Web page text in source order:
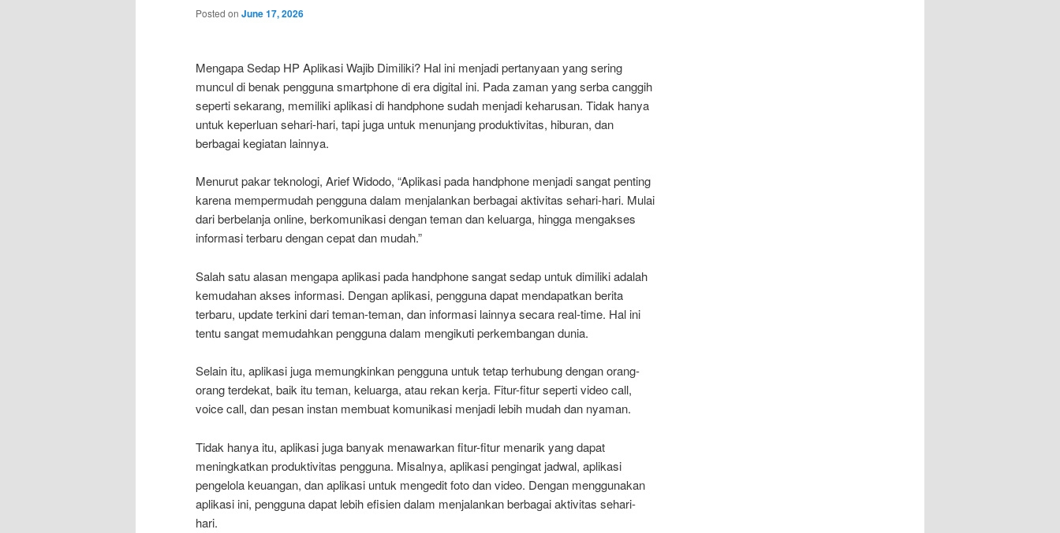
Posted on June 17, 2026
Mengapa Sedap HP Aplikasi Wajib Dimiliki? Hal ini menjadi pertanyaan yang sering
muncul di benak pengguna smartphone di era digital ini. Pada zaman yang serba canggih
seperti sekarang, memiliki aplikasi di handphone sudah menjadi keharusan. Tidak hanya
untuk keperluan sehari-hari, tapi juga untuk menunjang produktivitas, hiburan, dan
berbagai kegiatan lainnya.
Menurut pakar teknologi, Arief Widodo, “Aplikasi pada handphone menjadi sangat penting
karena mempermudah pengguna dalam menjalankan berbagai aktivitas sehari-hari. Mulai
dari berbelanja online, berkomunikasi dengan teman dan keluarga, hingga mengakses
informasi terbaru dengan cepat dan mudah.”
Salah satu alasan mengapa aplikasi pada handphone sangat sedap untuk dimiliki adalah
kemudahan akses informasi. Dengan aplikasi, pengguna dapat mendapatkan berita
terbaru, update terkini dari teman-teman, dan informasi lainnya secara real-time. Hal ini
tentu sangat memudahkan pengguna dalam mengikuti perkembangan dunia.
Selain itu, aplikasi juga memungkinkan pengguna untuk tetap terhubung dengan orang-
orang terdekat, baik itu teman, keluarga, atau rekan kerja. Fitur-fitur seperti video call,
voice call, dan pesan instan membuat komunikasi menjadi lebih mudah dan nyaman.
Tidak hanya itu, aplikasi juga banyak menawarkan fitur-fitur menarik yang dapat
meningkatkan produktivitas pengguna. Misalnya, aplikasi pengingat jadwal, aplikasi
pengelola keuangan, dan aplikasi untuk mengedit foto dan video. Dengan menggunakan
aplikasi ini, pengguna dapat lebih efisien dalam menjalankan berbagai aktivitas sehari-
hari.